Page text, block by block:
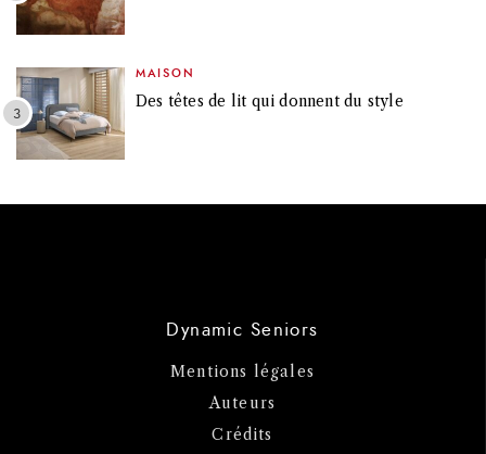
MAISON
Des têtes de lit qui donnent du style
Dynamic Seniors
Mentions légales
Auteurs
Crédits